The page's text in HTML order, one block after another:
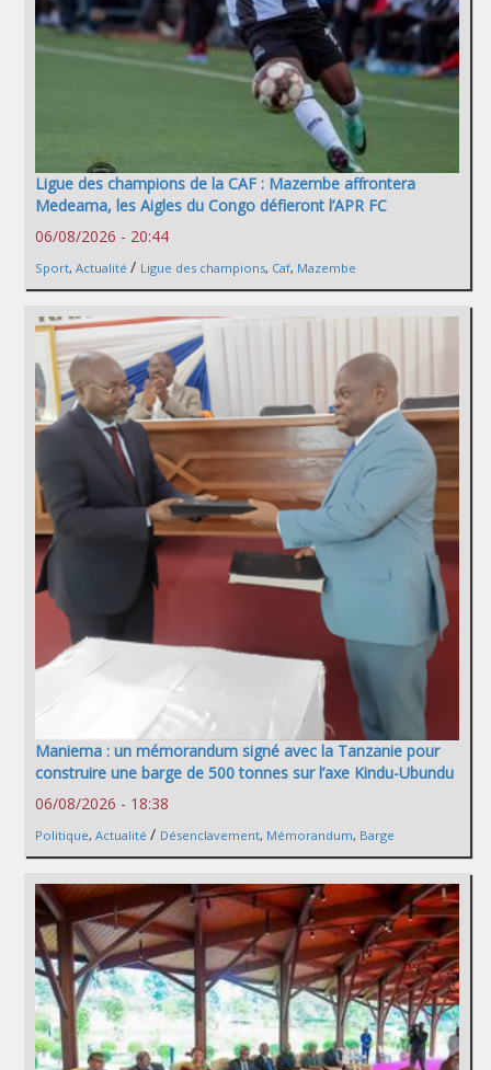
Ligue des champions de la CAF : Mazembe affrontera
Medeama, les Aigles du Congo défieront l’APR FC
06/08/2026 - 20:44
Sport, Actualité / Ligue des champions, Caf, Mazembe
Maniema : un mémorandum signé avec la Tanzanie pour
construire une barge de 500 tonnes sur l’axe Kindu-Ubundu
06/08/2026 - 18:38
Politique, Actualité / Désenclavement, Mémorandum, Barge